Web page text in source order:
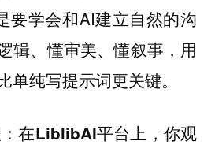
要学会和AI建立自然的沟
辑、懂审美、懂叙事，用
单纯写提示词更关键。
在LiblibAI平台上，你观